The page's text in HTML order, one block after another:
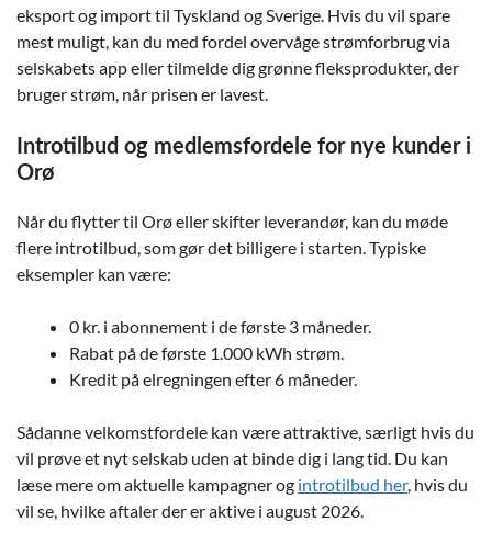
eksport og import til Tyskland og Sverige. Hvis du vil spare
mest muligt, kan du med fordel overvåge strømforbrug via
selskabets app eller tilmelde dig grønne fleksprodukter, der
bruger strøm, når prisen er lavest.
Introtilbud og medlemsfordele for nye kunder i
Orø
Når du flytter til Orø eller skifter leverandør, kan du møde
flere introtilbud, som gør det billigere i starten. Typiske
eksempler kan være:
0 kr. i abonnement i de første 3 måneder.
Rabat på de første 1.000 kWh strøm.
Kredit på elregningen efter 6 måneder.
Sådanne velkomstfordele kan være attraktive, særligt hvis du
vil prøve et nyt selskab uden at binde dig i lang tid. Du kan
læse mere om aktuelle kampagner og introtilbud her, hvis du
vil se, hvilke aftaler der er aktive i august 2026.